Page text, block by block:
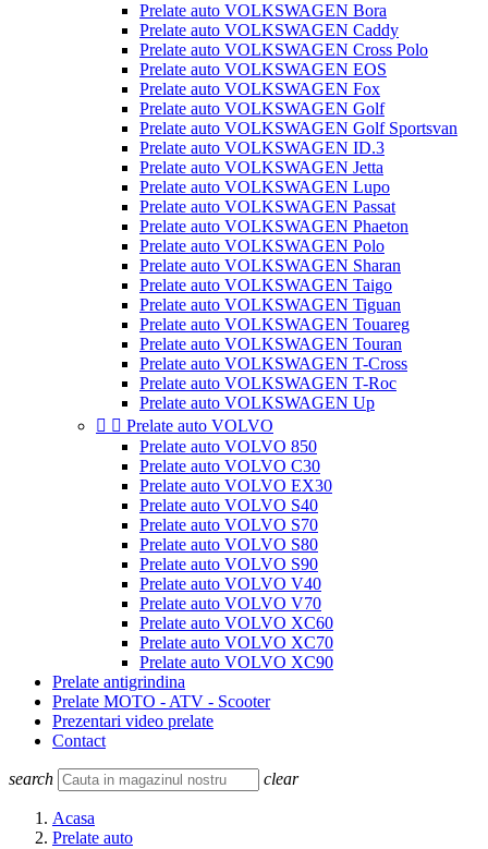
Prelate auto VOLKSWAGEN Bora
Prelate auto VOLKSWAGEN Caddy
Prelate auto VOLKSWAGEN Cross Polo
Prelate auto VOLKSWAGEN EOS
Prelate auto VOLKSWAGEN Fox
Prelate auto VOLKSWAGEN Golf
Prelate auto VOLKSWAGEN Golf Sportsvan
Prelate auto VOLKSWAGEN ID.3
Prelate auto VOLKSWAGEN Jetta
Prelate auto VOLKSWAGEN Lupo
Prelate auto VOLKSWAGEN Passat
Prelate auto VOLKSWAGEN Phaeton
Prelate auto VOLKSWAGEN Polo
Prelate auto VOLKSWAGEN Sharan
Prelate auto VOLKSWAGEN Taigo
Prelate auto VOLKSWAGEN Tiguan
Prelate auto VOLKSWAGEN Touareg
Prelate auto VOLKSWAGEN Touran
Prelate auto VOLKSWAGEN T-Cross
Prelate auto VOLKSWAGEN T-Roc
Prelate auto VOLKSWAGEN Up
  Prelate auto VOLVO
Prelate auto VOLVO 850
Prelate auto VOLVO C30
Prelate auto VOLVO EX30
Prelate auto VOLVO S40
Prelate auto VOLVO S70
Prelate auto VOLVO S80
Prelate auto VOLVO S90
Prelate auto VOLVO V40
Prelate auto VOLVO V70
Prelate auto VOLVO XC60
Prelate auto VOLVO XC70
Prelate auto VOLVO XC90
Prelate antigrindina
Prelate MOTO - ATV - Scooter
Prezentari video prelate
Contact
search clear
Acasa
Prelate auto